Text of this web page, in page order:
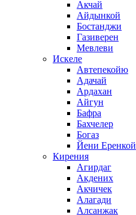
Акчай
Айдынкой
Бостанджи
Газиверен
Мевлеви
Искеле
Автепекойю
Адачай
Ардахан
Айгун
Бафра
Бахчелер
Богаз
Йени Еренкой
Кирения
Агирдаг
Акдених
Акчичек
Алагади
Алсанжак